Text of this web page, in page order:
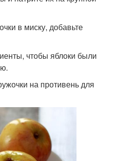
в миску, добавьте
чтобы яблоки были
на противень для